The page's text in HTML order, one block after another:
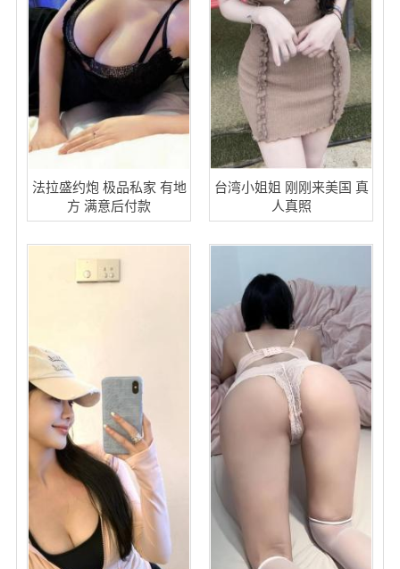
法拉盛约炮 极品私家 有地
方 满意后付款
台湾小姐姐 刚刚来美国 真
人真照